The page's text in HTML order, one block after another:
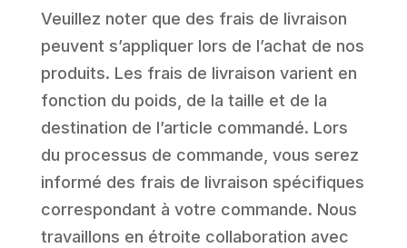
Veuillez noter que des frais de livraison
peuvent s’appliquer lors de l’achat de nos
produits. Les frais de livraison varient en
fonction du poids, de la taille et de la
destination de l’article commandé. Lors
du processus de commande, vous serez
informé des frais de livraison spécifiques
correspondant à votre commande. Nous
travaillons en étroite collaboration avec